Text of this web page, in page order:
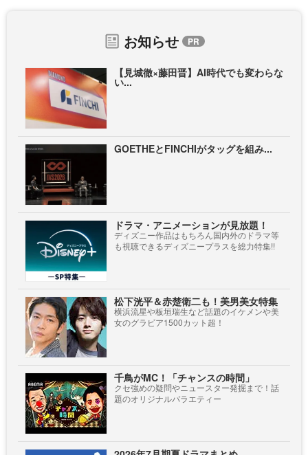
お知らせ
【見城徹×藤田晋】AI時代でも変わらな
い...
GOETHEとFINCHIがタッグを組み...
ドラマ・アニメーションが見放題！
ディズニー作品はもちろん国内外のドラマ等
も視聴できるディズニープラスを総力特集!!
松下洸平＆赤楚衛二も！美男美女特集
横浜流星や板垣瑞生など話題のイケメンや美
女のグラビア1500カット超！
千鳥がMC！「チャンスの時間」
クセ強めの疑問やニュースター発掘まで！話
題のオリジナルバラエティー